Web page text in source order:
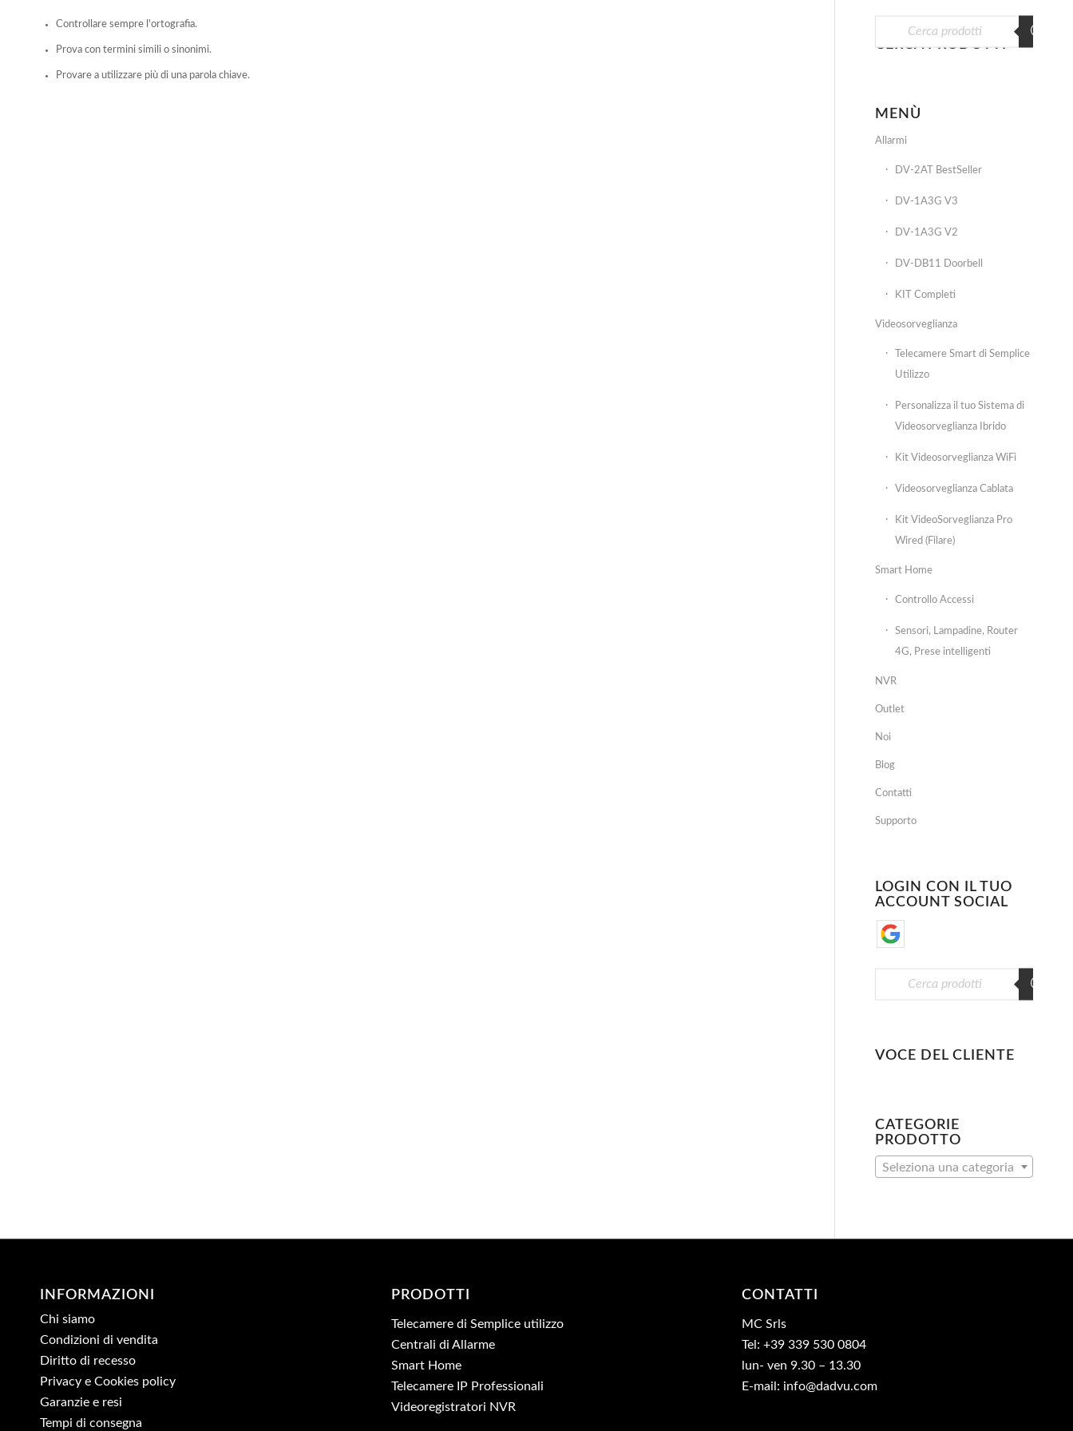
Controllare sempre l'ortografia.
Prova con termini simili o sinonimi.
Provare a utilizzare più di una parola chiave.
CERCA PRODOTTI
MENÙ
Allarmi
DV-2AT BestSeller
DV-1A3G V3
DV-1A3G V2
DV-DB11 Doorbell
KIT Completi
Videosorveglianza
Telecamere Smart di Semplice
Utilizzo
Personalizza il tuo Sistema di
Videosorveglianza Ibrido
Kit Videosorveglianza WiFi
Videosorveglianza Cablata
Kit VideoSorveglianza Pro
Wired (Filare)
Smart Home
Controllo Accessi
Sensori, Lampadine, Router
4G, Prese intelligenti
NVR
Outlet
Noi
Blog
Contatti
Supporto
LOGIN CON IL TUO
ACCOUNT SOCIAL
VOCE DEL CLIENTE
CATEGORIE
PRODOTTO
Seleziona una categoria
INFORMAZIONI
Chi siamo
Condizioni di vendita
Diritto di recesso
Privacy e Cookies policy
Garanzie e resi
Tempi di consegna
PRODOTTI
Telecamere di Semplice utilizzo
Centrali di Allarme
Smart Home
Telecamere IP Professionali
Videoregistratori NVR
CONTATTI
MC Srls
Tel: +39 339 530 0804
lun- ven 9.30 – 13.30
E-mail: info@dadvu.com